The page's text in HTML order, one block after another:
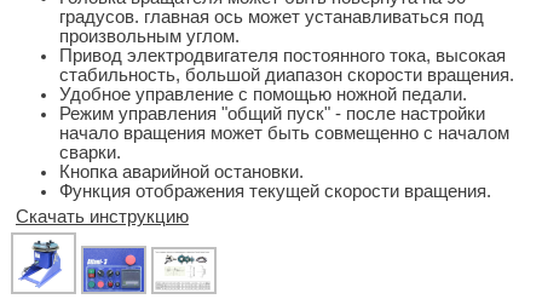
градусов. главная ось может устанавливаться под
произвольным углом.
Привод электродвигателя постоянного тока, высокая
стабильность, большой диапазон скорости вращения.
Удобное управление с помощью ножной педали.
Режим управления "общий пуск" - после настройки
начало вращения может быть совмещенно с началом
сварки.
Кнопка аварийной остановки.
Функция отображения текущей скорости вращения.
Скачать инструкцию